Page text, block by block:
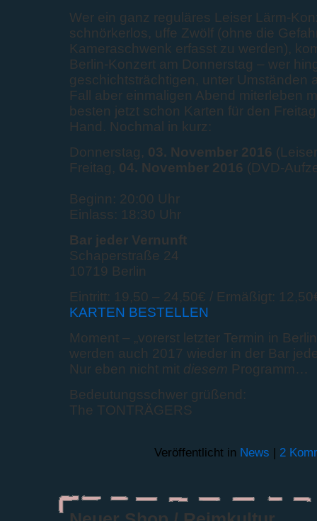
Wer ein ganz reguläres Leiser Lärm-
schnörkerlos, uffe Zwölf (ohne die
Kameraschwenk erfasst zu werden),
Berlin-Konzert am Donnerstag – wer
geschichtsträchtigen, unter Umständen
Fall aber einmaligen Abend miterleben
besten jetzt schon Karten für den
Hand. Nochmal in kurz:
Donnerstag, 03. November 2016
Freitag, 04. November 2016 (DVD-
Beginn: 20:00 Uhr
Einlass: 18:30 Uhr
Bar jeder Vernunft
Schaperstraße 24
10719 Berlin
Eintritt: 19,50 – 24,50€ / Ermäßigt:
KARTEN BESTELLEN
Moment – „vorerst letzter Termin in
werden auch 2017 wieder in der Bar
Nur eben nicht mit diesem Programm…
Bedeutungsschwer grüßend:
The TONTRÄGERS
Veröffentlicht in News | 2